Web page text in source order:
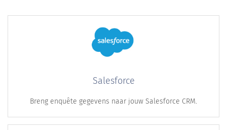
Salesforce
Breng enquête gegevens naar jouw Salesforce CRM.